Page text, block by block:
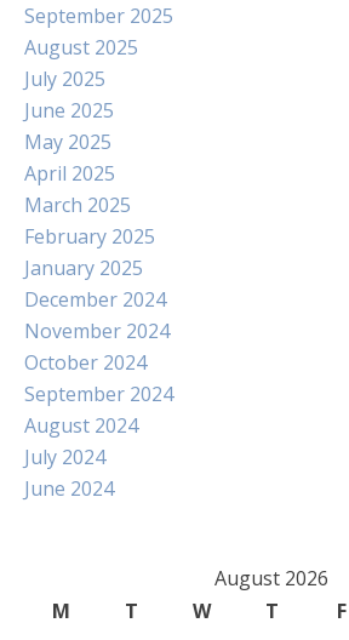
September 2025
August 2025
July 2025
June 2025
May 2025
April 2025
March 2025
February 2025
January 2025
December 2024
November 2024
October 2024
September 2024
August 2024
July 2024
June 2024
August 2026
M
T W T F